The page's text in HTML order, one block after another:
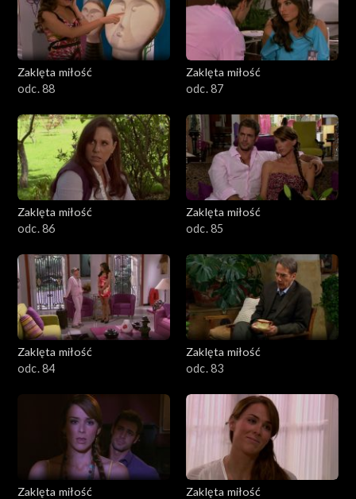
Zaklęta miłość
odc. 88
Zaklęta miłość
odc. 87
Zaklęta miłość
odc. 86
Zaklęta miłość
odc. 85
Zaklęta miłość
odc. 84
Zaklęta miłość
odc. 83
Zaklęta miłość
Zaklęta miłość